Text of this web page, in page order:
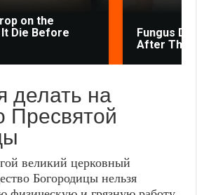
on the
Die Before
Fungus
After The
делать на
Пресвятой
великий церковный
Богородицы нельзя